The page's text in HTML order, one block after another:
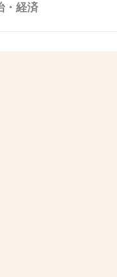
。
・経済